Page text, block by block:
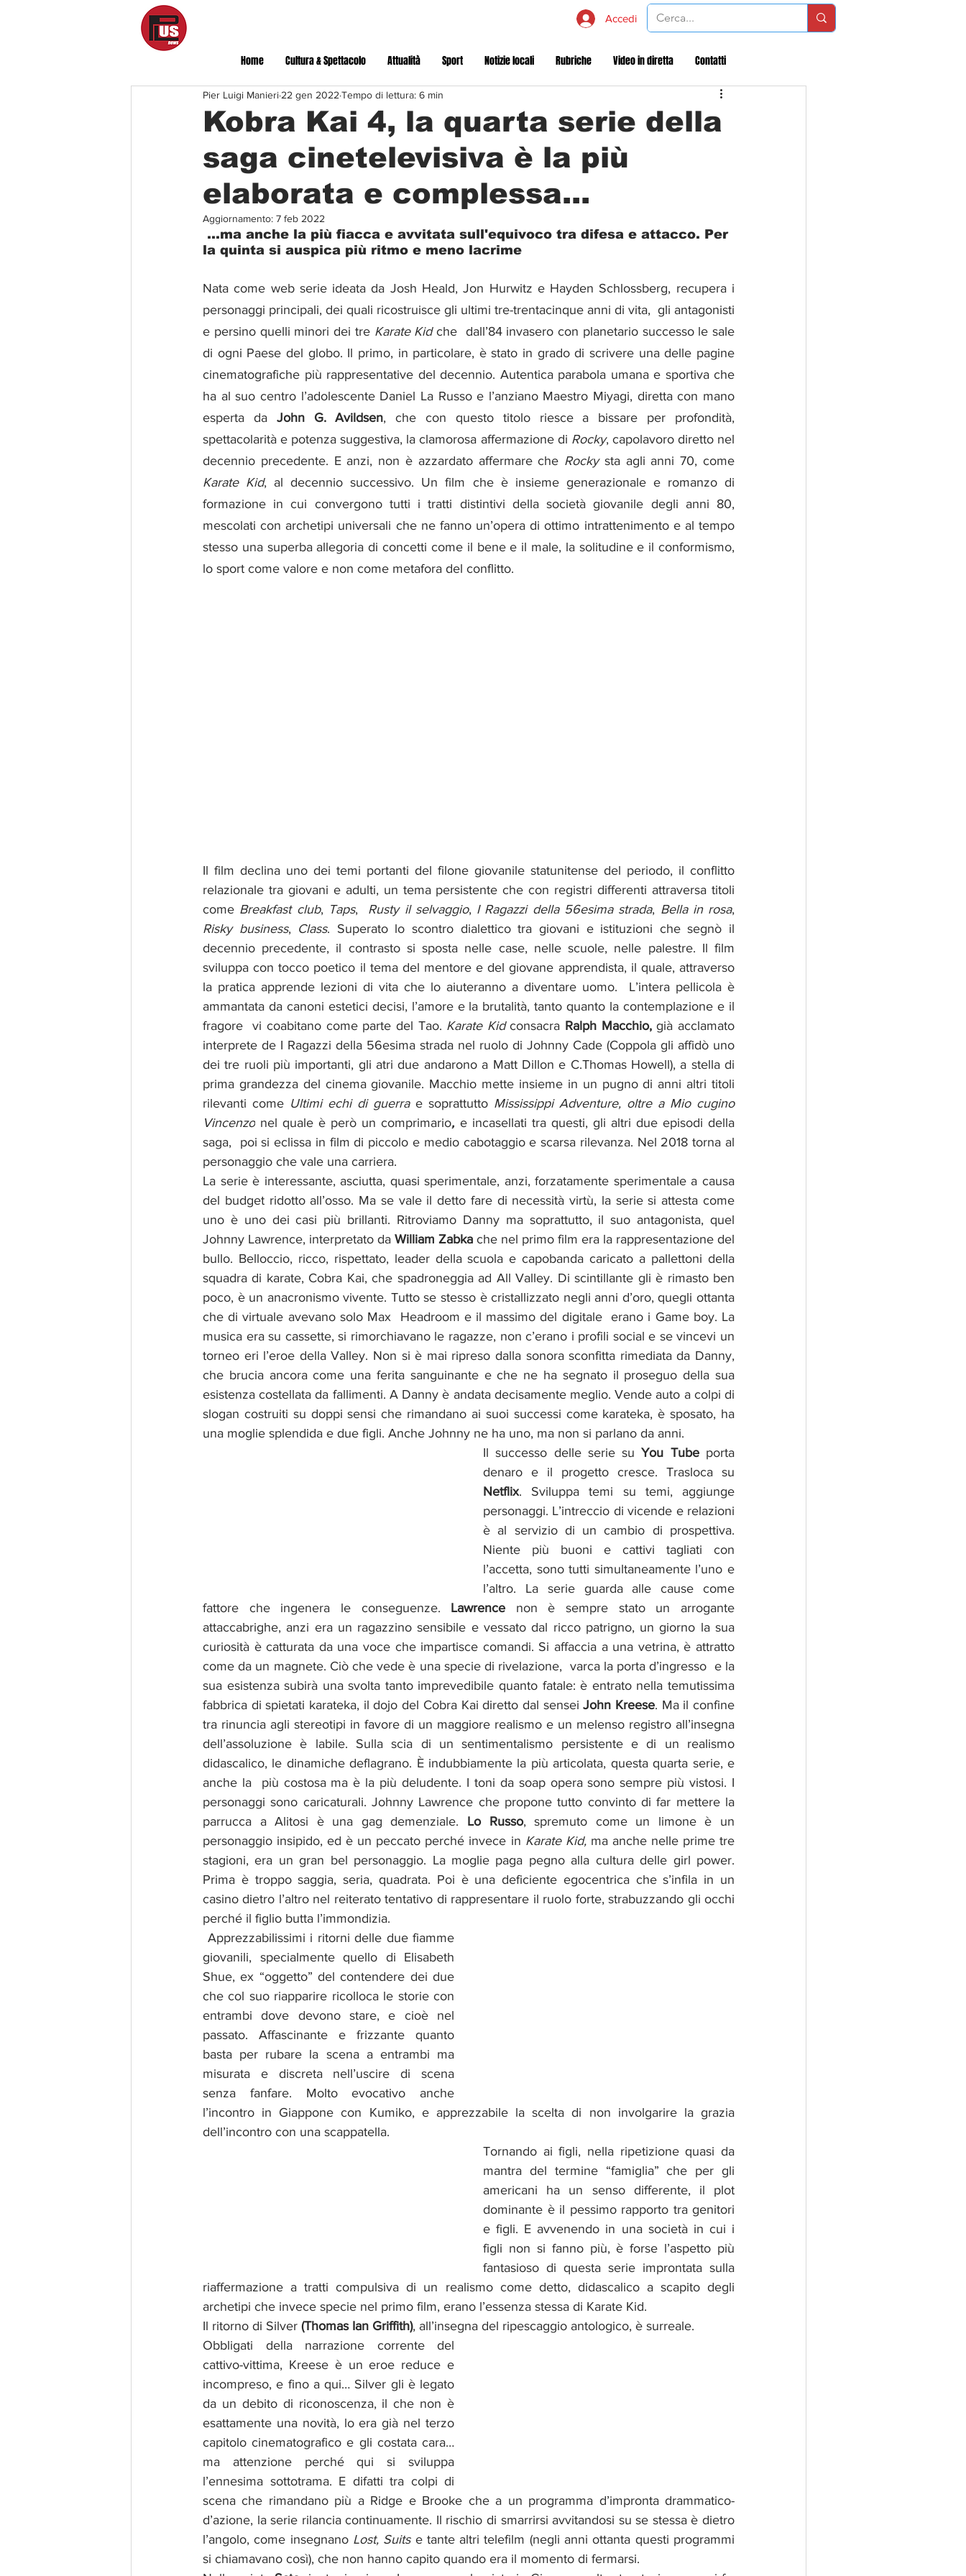
Accedi
Home Cultura & Spettacolo Attualità Sport Notizie locali Rubriche Video in diretta Contatti
Kobra Kai 4, la quarta serie della
saga cinetelevisiva è la più
elaborata e complessa...
Pier Luigi Manieri 22 gen 2022 Tempo di lettura: 6 min
Aggiornamento: 7 feb 2022
la quinta si auspica più ritmo e meno lacrime
Nata come web serie ideata da Josh Heald, Jon Hurwitz e Hayden Schlossberg, recupera i
personaggi principali, dei quali ricostruisce gli ultimi tre-trentacinque anni di vita,  gli antagonisti
e persino quelli minori dei tre Karate Kid che  dall’84 invasero con planetario successo le sale
di ogni Paese del globo. Il primo, in particolare, è stato in grado di scrivere una delle pagine
cinematografiche più rappresentative del decennio. Autentica parabola umana e sportiva che
ha al suo centro l’adolescente Daniel La Russo e l’anziano Maestro Miyagi, diretta con mano
esperta da John G. Avildsen, che con questo titolo riesce a bissare per profondità,
spettacolarità e potenza suggestiva, la clamorosa affermazione di Rocky, capolavoro diretto nel
decennio precedente. E anzi, non è azzardato affermare che Rocky
Karate Kid, al decennio successivo. Un film che è insieme generazionale e romanzo di
formazione in cui convergono tutti i tratti distintivi della società giovanile degli anni 80,
mescolati con archetipi universali che ne fanno un’opera di ottimo intrattenimento e al tempo
stesso una superba allegoria di concetti come il bene e il male, la solitudine e il conformismo,
lo sport come valore e non come metafora del conflitto.
Il film declina uno dei temi portanti del filone giovanile statunitense del periodo, il conflitto
relazionale tra giovani e adulti, un tema persistente che con registri differenti attraversa titoli
come Breakfast club, Taps, Rusty il selvaggio, I Ragazzi della 56esima strada, Bella in rosa
Risky business, Class. Superato lo scontro dialettico tra giovani e istituzioni che segnò il
decennio precedente, il contrasto si sposta nelle case, nelle scuole, nelle palestre. Il film
sviluppa con tocco poetico il tema del mentore e del giovane apprendista, il quale, attraverso
la pratica apprende lezioni di vita che lo aiuteranno a diventare uomo.  L’intera pellicola è
ammantata da canoni estetici decisi, l’amore e la brutalità, tanto quanto la contemplazione e il
fragore  vi coabitano come parte del Tao. Karate Kid consacra Ralph Macchio, già acclamato
interprete de I Ragazzi della 56esima strada nel ruolo di Johnny Cade (Coppola gli affidò uno
dei tre ruoli più importanti, gli atri due andarono a Matt Dillon e C.Thomas Howell), a stella di
prima grandezza del cinema giovanile. Macchio mette insieme in un pugno di anni altri titoli
rilevanti come Ultimi echi di guerra e soprattutto Mississippi Adventure, oltre a Mio cugino
Vincenzo nel quale è però un comprimario, e incasellati tra questi, gli altri due episodi della
saga,
poi si eclissa in film di piccolo e medio cabotaggio e scarsa rilevanza. Nel 2018 torna al
personaggio che vale una carriera.
La serie è interessante, asciutta, quasi sperimentale, anzi, forzatamente sperimentale a causa
del budget ridotto all’osso. Ma se vale il detto fare di necessità virtù, la serie si attesta come
uno è uno dei casi più brillanti. Ritroviamo Danny ma soprattutto, il suo antagonista, quel
Johnny Lawrence, interpretato da William Zabka che nel primo film era la rappresentazione del
bullo. Belloccio, ricco, rispettato, leader della scuola e capobanda caricato a pallettoni della
squadra di karate, Cobra Kai, che spadroneggia ad All Valley. Di scintillante gli è rimasto ben
poco, è un anacronismo vivente. Tutto se stesso è cristallizzato negli anni d’oro, quegli ottanta
che di virtuale avevano solo Max  Headroom e il massimo del digitale  erano i Game boy. La
musica era su cassette, si rimorchiavano le ragazze, non c’erano i profili social e se vincevi un
torneo eri l’eroe della Valley. Non si è mai ripreso dalla sonora sconfitta rimediata da Danny,
che brucia ancora come una ferita sanguinante e che ne ha segnato il proseguo della sua
esistenza costellata da fallimenti. A Danny è andata decisamente meglio. Vende auto a colpi di
slogan costruiti su doppi sensi che rimandano ai suoi successi come karateka, è sposato, ha
una moglie splendida e due figli. Anche Johnny ne ha uno, ma non si parlano da anni.
Il successo delle serie su You Tube porta
Netflix. Sviluppa temi su temi, aggiunge
personaggi. L’intreccio di vicende e relazioni
è al servizio di un cambio di prospettiva.
Niente più buoni e cattivi tagliati con
l’accetta, sono tutti simultaneamente l’uno e
l’altro. La serie guarda alle cause come
fattore che ingenera le conseguenze. Lawrence non è sempre stato un arrogante
attaccabrighe, anzi era un ragazzino sensibile e vessato dal ricco patrigno, un giorno la sua
curiosità è catturata da una voce che impartisce comandi. Si affaccia a una vetrina, è attratto
come da un magnete. Ciò che vede è una specie di rivelazione,  varca la porta d’ingresso  e la
sua esistenza subirà una svolta tanto imprevedibile quanto fatale: è entrato nella temutissima
fabbrica di spietati karateka, il dojo del Cobra Kai diretto dal sensei John Kreese. Ma il confine
tra rinuncia agli stereotipi in favore di un maggiore realismo e un melenso registro all’insegna
dell’assoluzione è labile. Sulla scia di un sentimentalismo persistente e di un realismo
didascalico, le dinamiche deflagrano. È indubbiamente la più articolata, questa quarta serie, e
anche la  più costosa ma è la più deludente. I toni da soap opera sono sempre più vistosi. I
personaggi sono caricaturali. Johnny Lawrence che propone tutto convinto di far mettere la
parrucca a Alitosi è una gag demenziale. Lo Russo, spremuto come un limone è un
personaggio insipido, ed è un peccato perché invece in Karate Kid, ma anche nelle prime tre
stagioni, era un gran bel personaggio. La moglie paga pegno alla cultura delle girl power.
Prima è troppo saggia, seria, quadrata. Poi è una deficiente egocentrica che s’infila in un
casino dietro l’altro nel reiterato tentativo di rappresentare il ruolo forte, strabuzzando gli occhi
perché il figlio butta l’immondizia.
giovanili, specialmente quello di Elisabeth
Shue, ex “oggetto” del contendere dei due
che col suo riapparire ricolloca le storie con
entrambi dove devono stare, e cioè nel
passato. Affascinante e frizzante quanto
basta per rubare la scena a entrambi ma
misurata e discreta nell’uscire di scena
senza fanfare. Molto evocativo anche
l’incontro in Giappone con Kumiko, e apprezzabile la scelta di non involgarire la grazia
dell’incontro con una scappatella.
Tornando ai figli, nella ripetizione quasi da
mantra del termine “famiglia” che per gli
americani ha un senso differente, il plot
dominante è il pessimo rapporto tra genitori
e figli. E avvenendo in una società in cui i
figli non si fanno più, è forse l’aspetto più
fantasioso di questa serie improntata sulla
riaffermazione a tratti compulsiva di un realismo come detto, didascalico a scapito degli
archetipi che invece specie nel primo film, erano l’essenza stessa di Karate Kid.
Il ritorno di Silver (Thomas Ian Griffith), all’insegna del ripescaggio antologico, è surreale.
Obbligati della narrazione corrente del
cattivo-vittima, Kreese è un eroe reduce e
incompreso, e fino a qui… Silver gli è legato
da un debito di riconoscenza, il che non è
esattamente una novità, lo era già nel terzo
capitolo cinematografico e gli costata cara…
ma attenzione perché qui si sviluppa
l’ennesima sottotrama. E difatti tra colpi di
scena che rimandano più a Ridge e Brooke che a un programma d’impronta drammatico-
d’azione, la serie rilancia continuamente. Il rischio di smarrirsi avvitandosi su se stessa è dietro
l’angolo, come insegnano Lost, Suits e tante altri telefilm (negli anni ottanta questi programmi
si chiamavano così), che non hanno capito quando era il momento di fermarsi.